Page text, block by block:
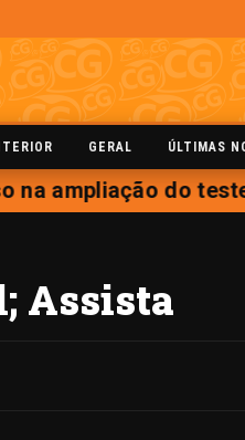
GERAL ÚLTIMAS
na ampliação do
Assista